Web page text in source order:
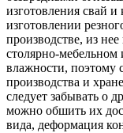
изготовления свай
изготовлении
производстве, из
столярно-мебельном
влажности, поэтому
производства и
следует забывать о
можно обшить их
вида, деформация